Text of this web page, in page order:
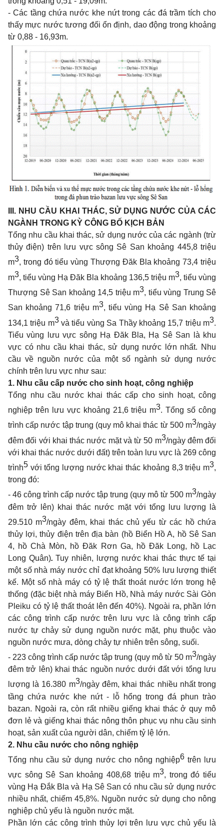
-Các tầng chứa nước khe nứt trong các đá trầm tích cho
thấy mực nước tương đối ổn định, dao động trong khoảng
từ 0,88 - 16,93m.
III. NHU CẦU KHAI THÁC, SỬ DỤNG NƯỚC CỦA CÁC
NGÀNH TRONG KỲ CÔNG BỐ KỊCH BẢN
Tổng nhu cầu khai thác, sử dụng nước của các ngành (trừ
thủy điện) trên lưu vực sông Sê San khoảng 445,8 triệu
m3, trong đó tiểu vùng Thượng Đăk Bla khoảng 73,4 triệu
m3, tiểu vùng Hạ Đăk Bla khoảng 136,5 triệu m3, tiểu vùng
Thượng Sê San khoảng 14,5 triệu m3, tiểu vùng Trung Sê
San khoảng 71,6 triệu m3, tiểu vùng Hạ Sê San khoảng
134,1 triệu m3và tiểu vùng Sa Thầy khoảng 15,7 triệu m3.
Tiểu vùng lưu vực sông Hạ Đăk Bla, Hạ Sê San là khu
vực có nhu cầu khai thác, sử dụng nước lớn nhất. Nhu
cầu về nguồn nước của một số ngành sử dụng nước
chính trên lưu vực như sau:
1. Nhu cầu cấp nước cho sinh hoạt, công nghiệp
Tổng nhu cầu nước khai thác cấp cho sinh hoạt, công
nghiệp trên lưu vực khoảng 21,6 triệu m3. Tổng số công
trình cấp nước tập trung (quy mô khai thác từ 500 m3/ngày
đêm đối với khai thác nước mặt và từ 50 m3/ngày đêm đối
với khai thác nước dưới đất) trên toàn lưu vực là 269 công
trình5 với tổng lượng nước khai thác khoảng 8,3 triệu m3,
trong đó:
- 46 công trình cấp nước tập trung (quy mô từ 500 m3/ngày
đêm trở lên) khai thác nước mặt với tổng lưu lượng là
29.510 m3/ngày đêm, khai thác chủ yếu từ các hồ chứa
thủy lợi, thủy điện trên địa bàn (hồ Biển Hồ A, hồ Sê San
4, hồ Chà Mòn, hồ Đăk Rơn Ga, hồ Đăk Long, hồ Lạc
Long Quân). Tuy nhiên, lượng nước khai thác thực tế tại
một số nhà máy nước chỉ đạt khoảng 50% lưu lượng thiết
kế. Một số nhà máy có tỷ lệ thất thoát nước lớn trong hệ
thống (đặc biệt nhà máy Biển Hồ, Nhà máy nước Sài Gòn
Pleiku có tỷ lệ thất thoát lên đến 40%). Ngoài ra, phần lớn
các công trình cấp nước trên lưu vực là công trình cấp
nước tự chảy sử dụng nguồn nước mặt, phụ thuộc vào
nguồn nước mưa, dòng chảy tự nhiên trên sông, suối.
- 223 công trình cấp nước tập trung (quy mô từ 50 m3/ngày
đêm trở lên) khai thác nguồn nước dưới đất với tổng lưu
lượng là 16.380 m3/ngày đêm, khai thác nhiều nhất trong
tầng chứa nước khe nứt - lỗ hổng trong đá phun trào
bazan. Ngoài ra, còn rất nhiều giếng khai thác ở quy mô
đơn lẻ và giếng khai thác nông thôn phục vụ nhu cầu sinh
hoạt, sản xuất của người dân, chiếm tỷ lệ lớn.
2. Nhu cầu nước cho nông nghiệp
Tổng nhu cầu sử dụng nước cho nông nghiệp6trên lưu
vực sông Sê San khoảng 408,68 triệu m3, trong đó tiểu
vùng Hạ Đắk Bla và Hạ Sê San có nhu cầu sử dụng nước
nhiều nhất, chiếm 45,8%. Nguồn nước sử dụng cho nông
nghiệp chủ yếu là nguồn nước mặt.
Phần lớn các công trình thủy lợi trên lưu vực chủ yếu là